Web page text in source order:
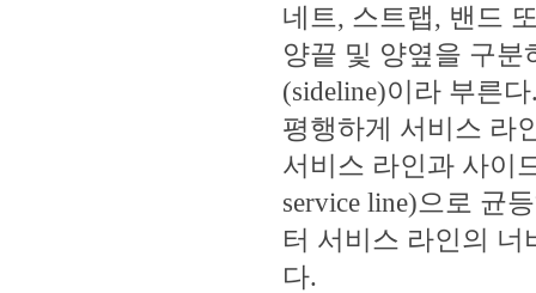
네트, 스트랩, 밴드
양끝 및 양옆을 구분
(sideline)이라 부른
평행하게 서비스 라
서비스 라인과 사이
service line)으로 균
터 서비스 라인의 너
다.